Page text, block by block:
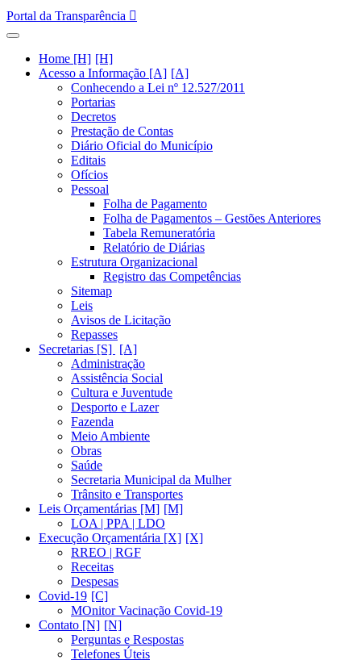
Portal da Transparência
Home [H]
Acesso a Informação [A]
Conhecendo a Lei nº 12.527/2011
Portarias
Decretos
Prestação de Contas
Diário Oficial do Município
Editais
Ofícios
Pessoal
Folha de Pagamento
Folha de Pagamentos – Gestões Anteriores
Tabela Remuneratória
Relatório de Diárias
Estrutura Organizacional
Registro das Competências
Sitemap
Leis
Avisos de Licitação
Repasses
Secretarias [S]
Administração
Assistência Social
Cultura e Juventude
Desporto e Lazer
Fazenda
Meio Ambiente
Obras
Saúde
Secretaria Municipal da Mulher
Trânsito e Transportes
Leis Orçamentárias [M]
LOA | PPA | LDO
Execução Orçamentária [X]
RREO | RGF
Receitas
Despesas
Covid-19
MOnitor Vacinação Covid-19
Contato [N]
Perguntas e Respostas
Telefones Úteis